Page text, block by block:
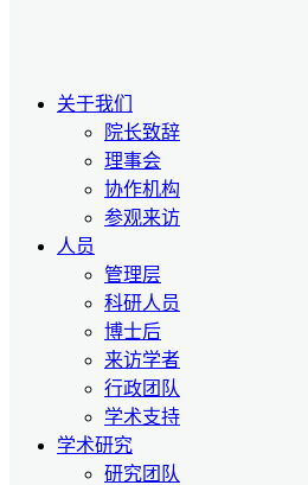
关于我们
院长致辞
理事会
协作机构
参观来访
人员
管理层
科研人员
博士后
来访学者
行政团队
学术支持
学术研究
研究团队